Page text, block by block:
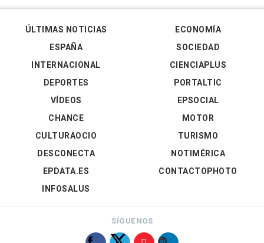
ÚLTIMAS NOTICIAS
ESPAÑA
INTERNACIONAL
DEPORTES
VÍDEOS
ECONOMÍA
SOCIEDAD
CIENCIAPLUS
PORTALTIC
EPSOCIAL
CHANCE
CULTURAOCIO
DESCONECTA
EPDATA.ES
INFOSALUS
MOTOR
TURISMO
NOTIMÉRICA
CONTACTOPHOTO
SÍGUENOS